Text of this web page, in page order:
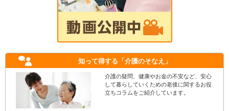
知って得する 「介護のそなえ」
介護の疑問、健康やお金の不安など、安心
して暮らしていくための老後に関するお役
立ちコラムをご紹介しています。